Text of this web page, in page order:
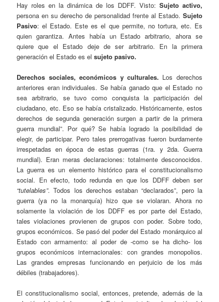
Hay roles en la dinámica de los DDFF. Visto: Sujeto activo,
persona en su derecho de personalidad frente al Estado. Sujeto
Pasivo: el Estado. Este es el que permite, no tortura, etc. Es
quien garantiza. Antes había un Estado arbitrario, ahora se
quiere que el Estado deje de ser arbitrario. En la primera
generación el Estado es elsujeto pasivo.
Derechos sociales, económicos y culturales. Los derechos
anteriores eran individuales. Se había ganado que el Estado no
sea arbitrario, se tuvo como conquista la participación del
ciudadano, etc. Eso se había cristalizado. Históricamente, estos
derechos de segunda generación surgen a partir de la primera
guerra mundial”. Por qué? Se había logrado la posibilidad de
elegir, de participar. Pero tales prerrogativas fueron burdamente
irrespetadas en época de estas guerras (1ra. y 2da. Guerra
mundial). Eran meras declaraciones: totalmente desconocidos.
La guerra es un elemento histórico para el constitucionalismo
social. En efecto, todo redunda en que los DDFF deben ser
“tutelables”. Todos los derechos estaban “declarados”, pero la
guerra (ya no la monarquía) hizo que se violaran. Ahora no
solamente la violación de los DDFF es por parte del Estado,
tales violaciones provienen de grupos con poder. Sobre todo,
grupos económicos. Se pasó del poder del Estado monárquico al
Estado con armamento: al poder de -como se ha dicho- los
grupos económicos internacionales: con grandes monopolios.
Las grandes empresas funcionando en perjuicio de los más
débiles (trabajadores).
El constitucionalismo social, entonces, pretende, además de la